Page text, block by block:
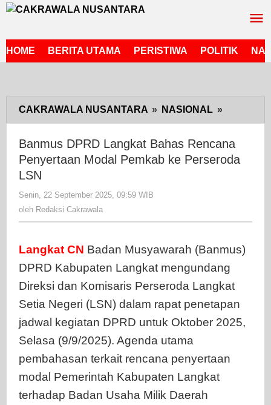
Lewati
HOME
BERITA UTAMA PERISTIWA POLITIK
CAKRAWALA NUSANTARA » NASIONAL »
DPRD
Bahas
ke
LSN
Banmus DPRD Langkat Bahas Rencana
Penyertaan Modal Pemkab ke Perseroda
LSN
Senin, 22 September 2025, 09:59 WIB
oleh Redaksi Cakrawala
Langkat CN Badan Musyawarah (Banmus)
DPRD Kabupaten Langkat mengundang
Direksi dan Komisaris Perseroda Langkat
Setia Negeri (LSN) dalam rapat penetapan
jadwal kegiatan DPRD untuk Oktober 2025,
Selasa (9/9/2025). Agenda utama
pembahasan terkait rencana penyertaan
modal Pemerintah Kabupaten Langkat
terhadap Badan Usaha Milik Daerah